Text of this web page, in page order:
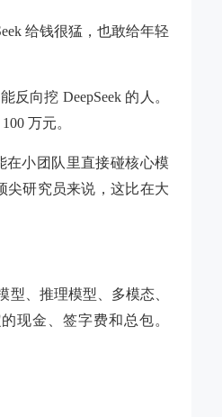
给钱很猛，也敢给年轻
向挖 DeepSeek 的人。
万元。
在小团队里直接碰核心模
尖研究员来说，这比在大
型、推理模型、多模态、
现金、签字费和总包。